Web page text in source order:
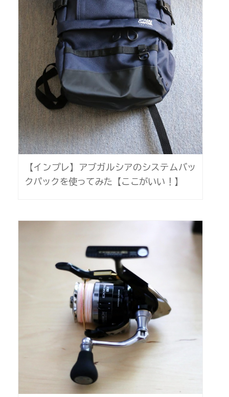
【インプレ】アブガルシアのシステムバッ
クパックを使ってみた【ここがいい！】